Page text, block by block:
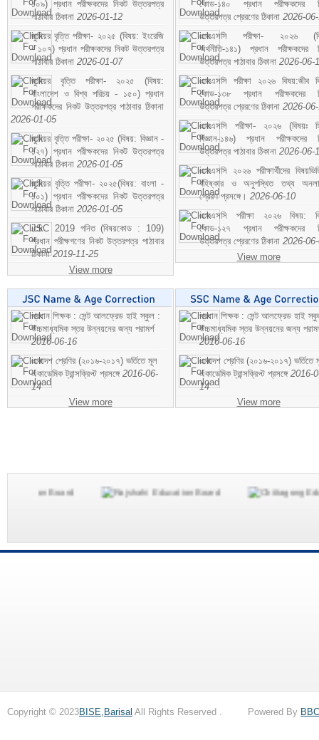
১০৯) প্রধান পরীক্ষকদের নিকট উত্তরপত্র
পাঠাবার ঠিকানা 2026-01-12
জুনিয়র বৃত্তি পরীক্ষা- ২০২৫ (বিষয়: ইংরেজি
- ১০৭) প্রধান পরীক্ষকদের নিকট উত্তরপত্র
পাঠাবার ঠিকানা 2026-01-07
জুনিয়র বৃত্তি পরীক্ষা- ২০২৫ (বিষয়:
বাংলাদেশ ও বিশ্ব পরিচয় - ১৫০) প্রধান
পরীক্ষকদের নিকট উত্তরপত্র পাঠাবার ঠিকানা
2026-01-05
জুনিয়র বৃত্তি পরীক্ষা- ২০২৫ (বিষয়: বিজ্ঞান -
১২৭) প্রধান পরীক্ষকদের নিকট উত্তরপত্র
পাঠাবার ঠিকানা 2026-01-05
জুনিয়র বৃত্তি পরীক্ষা- ২০২৫(বিষয়: বাংলা -
১০১) প্রধান পরীক্ষকদের নিকট উত্তরপত্র
পাঠাবার ঠিকানা 2026-01-05
JSC 2019 গনিত (বিষয়কোড : 109)
প্রধান পরীক্ষগণের নিকট উত্তরপত্র পাঠাবার
ঠিকানা2019-11-25
View more
কোড-১৪০ প্রধান পরীক্ষকদের
উত্তরপত্র প্রেরণের ঠিকানা 2026-
এসএসসি পরীক্ষা- ২০২৬
অর্থনীতি-১৪১) প্রধান পরীক্ষকদের
উত্তরপত্র পাঠাবার ঠিকানা 2026-06-
এসএসসি পরীক্ষা ২০২৬ বিষয়:জীব
কোড-১৩৮ প্রধান পরীক্ষকদের
উত্তরপত্র প্রেরণের ঠিকানা 2026-
এসএসসি পরীক্ষা- ২০২৬ (বিষয়ঃ
বিজ্ঞান-১৪৬) প্রধান পরীক্ষকদের
উত্তরপত্র পাঠাবার ঠিকানা 2026-06-
এসএসসি ২০২৬ পরীক্ষার্থীদের
বহিষ্কার ও অনুপস্থিত তথ্য
প্রেরণ প্রসঙ্গে। 2026-06-10
এসএসসি পরীক্ষা ২০২৬ বিষয়:
কোড-১২৭ প্রধান পরীক্ষকদের
উত্তরপত্র প্রেরণের ঠিকানা 2026-
View more
প্রধান শিক্ষক : সেন্ট আলফ্রেড হাই স্কুল :
উচ্চমাধ্যমিক স্তর উন্নয়নের জন্য পরামর্শ
2016-06-16
একাদশ শ্রেণির (২০১৬-২০১৭) ভর্তিতে মূল
একাডেমিক ট্রান্সক্রিপ্ট প্রসঙ্গে 2016-06-
14
View more
প্রধান শিক্ষক : সেন্ট আলফ্রেড হাই
উচ্চমাধ্যমিক স্তর উন্নয়নের জন্য
2016-06-16
একাদশ শ্রেণির (২০১৬-২০১৭) ভর্তিতে
একাডেমিক ট্রান্সক্রিপ্ট প্রসঙ্গে 2016-
14
View more
Copyright © 2023BISE,Barisal All Rights Reserved . Powered By